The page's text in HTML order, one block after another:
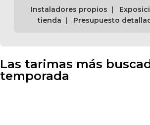
Instaladores propios |
tienda | Presupuesto
Las tarimas más
temporada